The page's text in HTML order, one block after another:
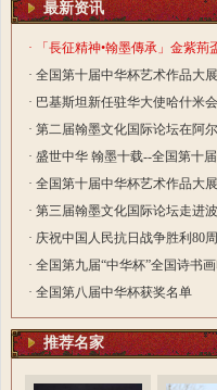
最新资讯
· 「長征精神•翰墨傳承」金紫荊
勝利90周年書法國際大賽活動
· 全国第十届中华杯艺术作品大
· 巴基斯坦新任驻华大使哈什米
院长
· 第二届翰墨文化国际论坛在阿
华大使馆隆重举行
· 盛世中华 翰墨十载--全国第十
奖典礼在深圳圆满落幕
· 全国第十届中华杯艺术作品大
· 第三届翰墨文化国际论坛走进
使馆 笔墨传情绘就中波文化交融
· 庆祝中国人民抗日战争胜利80
印大展颁奖典在北京礼隆重举行
· 全国第九届“中华杯”全国诗书
奖典礼在杭州举行
· 全国第八届中华杯获奖名单
推荐名家